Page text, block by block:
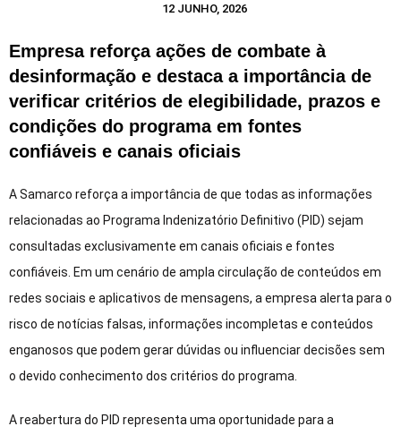
12 JUNHO, 2026
Empresa reforça ações de combate à
desinformação e destaca a importância de
verificar critérios de elegibilidade, prazos e
condições do programa em fontes
confiáveis e canais oficiais
A Samarco reforça a importância de que todas as informações
relacionadas ao Programa Indenizatório Definitivo (PID) sejam
consultadas exclusivamente em canais oficiais e fontes
confiáveis. Em um cenário de ampla circulação de conteúdos em
redes sociais e aplicativos de mensagens, a empresa alerta para o
risco de notícias falsas, informações incompletas e conteúdos
enganosos que podem gerar dúvidas ou influenciar decisões sem
o devido conhecimento dos critérios do programa.
A reabertura do PID representa uma oportunidade para a